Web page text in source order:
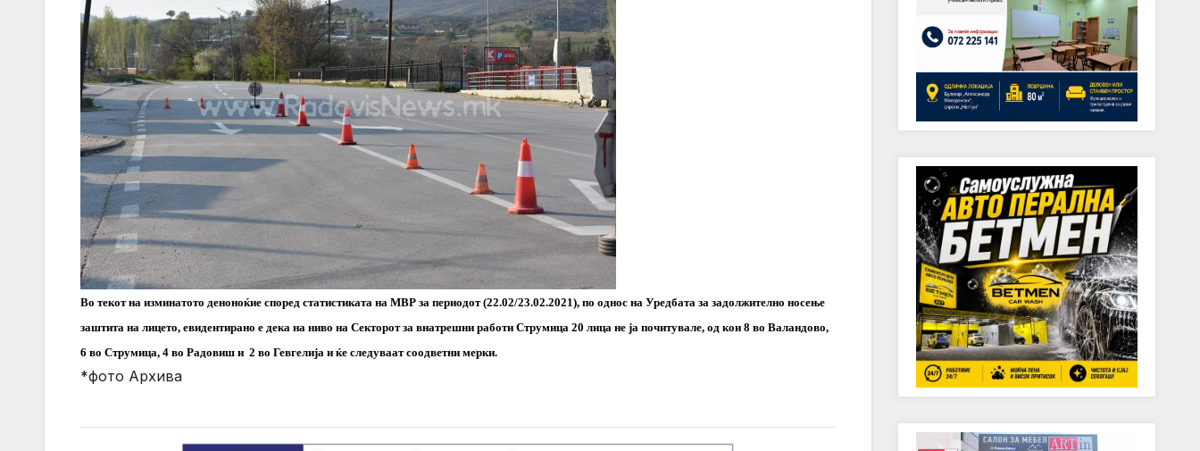
Во текот на изминатото деноноќие според статистиката на МВР за периодот (22.02/23.02.2021), по однос на Уредбата за задолжително носење
заштита на лицето, евидентирано е дека на ниво на Секторот за внатрешни работи Струмица 20 лицa не ја почитувалe, од кои 8 во Валандово,
6 во Струмица, 4 во Радовиш и 2 во Гевгелија и ќе следуваат соодветни мерки.
*фото Архива